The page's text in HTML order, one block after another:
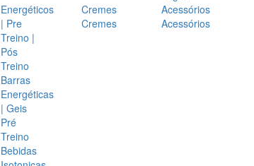
Energéticos
| Pre
Treino |
Pós
Treino
Barras
Energéticas
| Geis
Pré
Treino
Bebidas
Cremes
Cremes
Acessórios
Acessórios